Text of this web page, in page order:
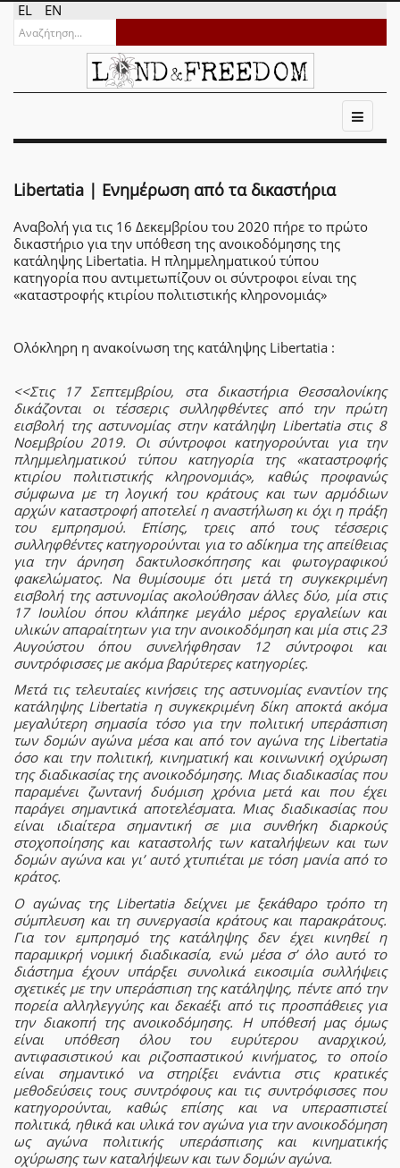
EL EN
Libertatia | Ενημέρωση από τα δικαστήρια
Αναβολή για τις 16 Δεκεμβρίου του 2020 πήρε το πρώτο
δικαστήριο για την υπόθεση της ανοικοδόμησης της
κατάληψης Libertatia. H πλημμεληματικού τύπου
κατηγορία που αντιμετωπίζουν οι σύντροφοι είναι της
«καταστροφής κτιρίου πολιτιστικής κληρονομιάς»
Ολόκληρη η ανακοίνωση της κατάληψης Libertatia :
<<Στις 17 Σεπτεμβρίου, στα δικαστήρια Θεσσαλονίκης
δικάζονται οι τέσσερις συλληφθέντες από την πρώτη
εισβολή της αστυνομίας στην κατάληψη Libertatia στις 8
Νοεμβρίου 2019. Οι σύντροφοι κατηγορούνται για την
πλημμεληματικού τύπου κατηγορία της «καταστροφής
κτιρίου πολιτιστικής κληρονομιάς», καθώς προφανώς
σύμφωνα με τη λογική του κράτους και των αρμόδιων
αρχών καταστροφή αποτελεί η αναστήλωση κι όχι η πράξη
του εμπρησμού. Επίσης, τρεις από τους τέσσερις
συλληφθέντες κατηγορούνται για το αδίκημα της απείθειας
για την άρνηση δακτυλοσκόπησης και φωτογραφικού
φακελώματος. Να θυμίσουμε ότι μετά τη συγκεκριμένη
εισβολή της αστυνομίας ακολούθησαν άλλες δύο, μία στις
17 Ιουλίου όπου κλάπηκε μεγάλο μέρος εργαλείων και
υλικών απαραίτητων για την ανοικοδόμηση και μία στις 23
Αυγούστου όπου συνελήφθησαν 12 σύντροφοι και
συντρόφισσες με ακόμα βαρύτερες κατηγορίες.
Μετά τις τελευταίες κινήσεις της αστυνομίας εναντίον της
κατάληψης Libertatia η συγκεκριμένη δίκη αποκτά ακόμα
μεγαλύτερη σημασία τόσο για την πολιτική υπεράσπιση
των δομών αγώνα μέσα και από τον αγώνα της Libertatia
όσο και την πολιτική, κινηματική και κοινωνική οχύρωση
της διαδικασίας της ανοικοδόμησης. Μιας διαδικασίας που
παραμένει ζωντανή δυόμιση χρόνια μετά και που έχει
παράγει σημαντικά αποτελέσματα. Μιας διαδικασίας που
είναι ιδιαίτερα σημαντική σε μια συνθήκη διαρκούς
στοχοποίησης και καταστολής των καταλήψεων και των
δομών αγώνα και γι’ αυτό χτυπιέται με τόση μανία από το
κράτος.
Ο αγώνας της Libertatia δείχνει με ξεκάθαρο τρόπο τη
σύμπλευση και τη συνεργασία κράτους και παρακράτους.
Για τον εμπρησμό της κατάληψης δεν έχει κινηθεί η
παραμικρή νομική διαδικασία, ενώ μέσα σ’ όλο αυτό το
διάστημα έχουν υπάρξει συνολικά εικοσιμία συλλήψεις
σχετικές με την υπεράσπιση της κατάληψης, πέντε από την
πορεία αλληλεγγύης και δεκαέξι από τις προσπάθειες για
την διακοπή της ανοικοδόμησης. Η υπόθεσή μας όμως
είναι υπόθεση όλου του ευρύτερου αναρχικού,
αντιφασιστικού και ριζοσπαστικού κινήματος, το οποίο
είναι σημαντικό να στηρίξει ενάντια στις κρατικές
μεθοδεύσεις τους συντρόφους και τις συντρόφισσες που
κατηγορούνται, καθώς επίσης και να υπερασπιστεί
πολιτικά, ηθικά και υλικά τον αγώνα για την ανοικοδόμηση
ως αγώνα πολιτικής υπεράσπισης και κινηματικής
οχύρωσης των καταλήψεων και των δομών αγώνα.